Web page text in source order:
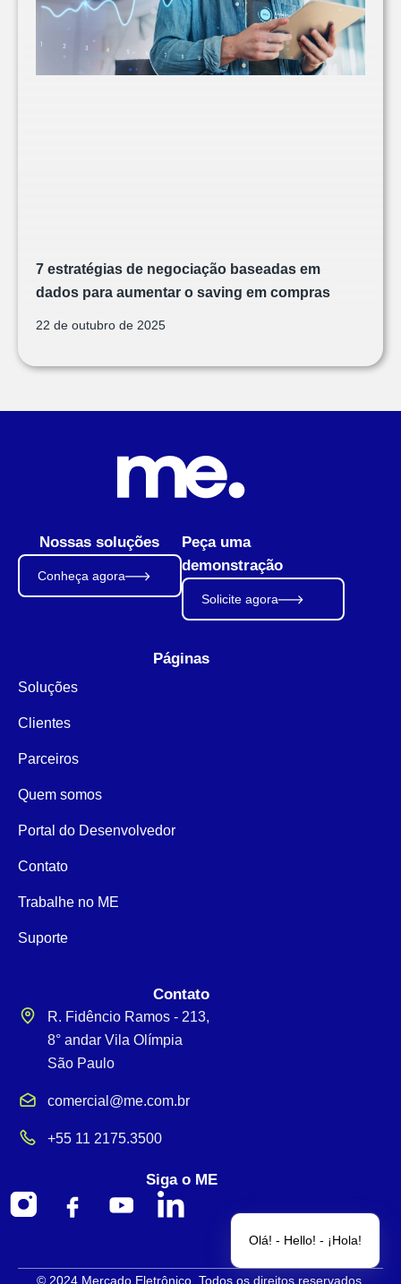
7 estratégias de negociação baseadas em
dados para aumentar o saving em compras
22 de outubro de 2025
Nossas soluções
Conheça agora
Peça uma
demonstração
Solicite agora
Páginas
Soluções
Clientes
Parceiros
Quem somos
Portal do Desenvolvedor
Contato
Trabalhe no ME
Suporte
Contato
R. Fidêncio Ramos - 213,
8° andar Vila Olímpia
São Paulo
comercial@me.com.br
+55 11 2175.3500
Siga o ME
© 2024 Mercado Eletrônico. Todos os direitos reservados.
Olá! - Hello! - ¡Hola!